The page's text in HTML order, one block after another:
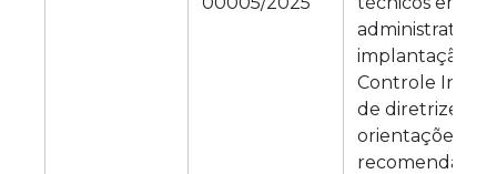
administrativa,
implantação
Controle
de diretrizes,
orientações,